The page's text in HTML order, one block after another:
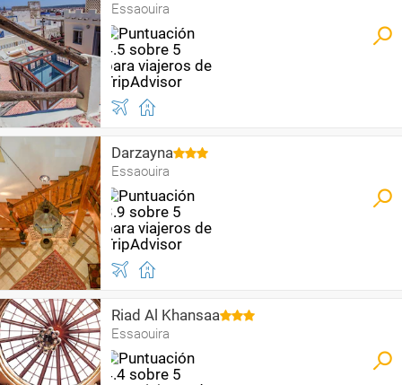
Essaouira
Darzayna
Essaouira
Riad Al Khansaa
Essaouira